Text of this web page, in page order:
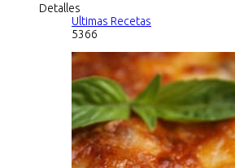
Detalles
Ultimas Recetas
5366